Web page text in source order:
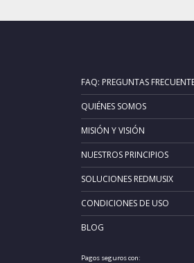
FAQ: PREGUNTAS
QUIÉNES SOMOS
MISIÓN Y VISIÓN
NUESTROS PRINCIPIOS
SOLUCIONES REDMUSIX
CONDICIONES DE USO
BLOG
Pagos seguros con: